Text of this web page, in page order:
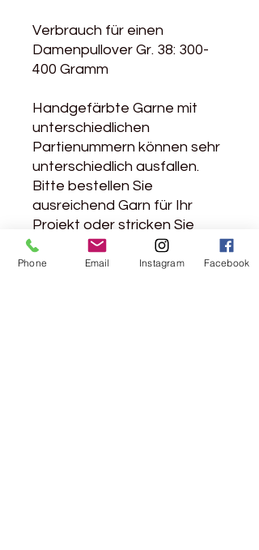
Verbrauch für einen
Damenpullover Gr. 38: 300-
400 Gramm
Handgefärbte Garne mit
unterschiedlichen
Partienummern können sehr
unterschiedlich ausfallen.
Bitte bestellen Sie
ausreichend Garn für Ihr
Projekt oder stricken Sie
abwechselnd mit zwei
Strängen, wenn Sie große
Phone Email Instagram Facebook